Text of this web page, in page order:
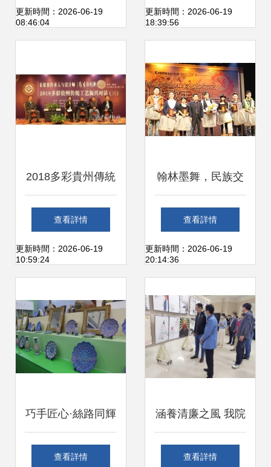
落幕 馨尚公司榮
文化賦予品牌嶄新
魅力
更新時間：2026-06-19
08:46:04
展暨慈善拍賣活動
行
更新時間：2026-06-19
18:39:56
2018多彩貴州傳統
工藝 布依族傳承人
與設計師為生活創
功舉辦
查看詳情
更新時間：2026-06-19
10:59:24
翰林墨舞，民族交
響——東莞理工學
院文藝想象與文化
查看詳情
更新時間：2026-06-19
20:14:36
巧手匠心·絲路同輝
首屆上合組織國家
查看詳情
涵養清廉之風 我院
師生參觀廉政文化
查看詳情